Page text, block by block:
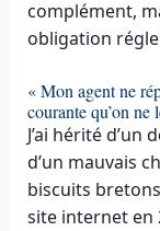
complément,
obligation
« Mon agent ne
courante qu’on ne
J’ai hérité
d’un mauvais
biscuits
site internet en